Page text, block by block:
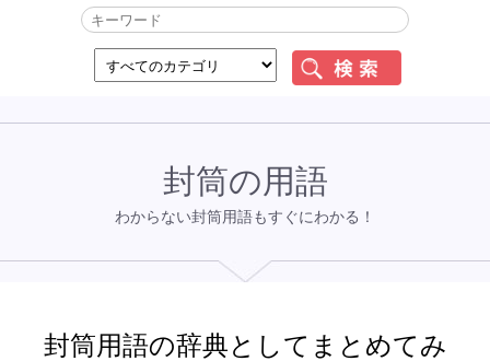
封筒の用語
わからない封筒用語もすぐにわかる！
封筒用語の辞典としてまとめてみ